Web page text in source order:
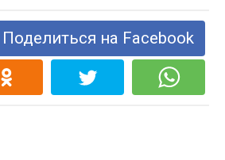
Поделиться на Facebook